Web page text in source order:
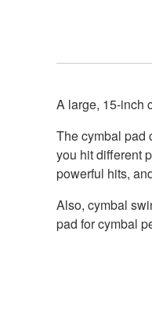
A large, 15-inch
The cymbal pad
you hit different
powerful hits,
Also, cymbal
pad for cymbal